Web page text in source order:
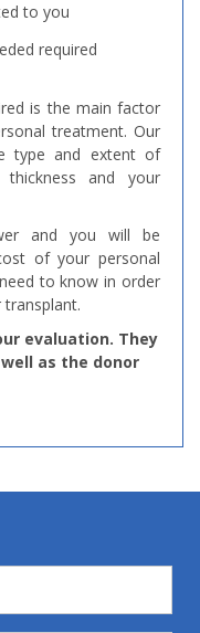
to you
required
is the main factor
treatment. Our
type and extent of
and your
and you will be
of your personal
to know in order
evaluation. They
as the donor